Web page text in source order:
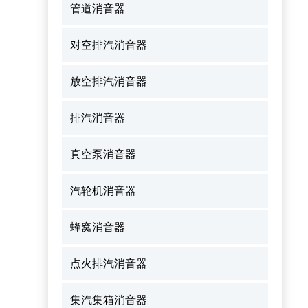
管道消音器
对空排汽消音器
放空排汽消音器
排汽消音器
真空泵消音器
汽轮机消音器
蜂窝消音器
点火排汽消音器
集汽集箱消音器